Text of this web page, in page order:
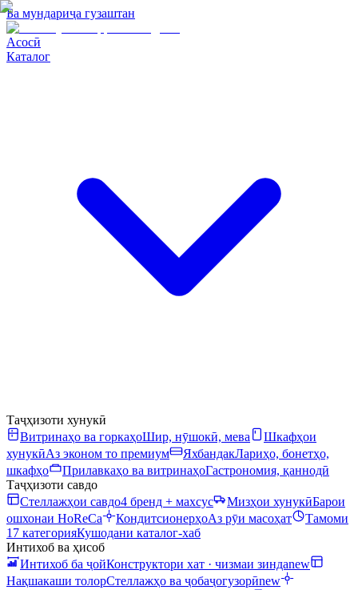
Ба мундариҷа гузаштан
Асосӣ
Каталог
Таҷҳизоти хунукӣ
Витринаҳо ва горкаҳоШир, нӯшокӣ, мева
Шкафҳои
хунукӣАз эконом то премиум ЯхбандакЛариҳо, бонетҳо,
шкафҳо
Прилавкаҳо ва витринаҳоГастрономия, қаннодӣ
Таҷҳизоти савдо
Стеллажҳои савдо4 бренд + махсус Мизҳои хунукӣБарои
ошхонаи HoReCa
КондитсионерҳоАз рӯи масоҳат
Тамоми
17 категорияКушодани каталог-хаб
Интихоб ва ҳисоб
Интихоб ба ҷойКонструктори хат · чизмаи зиндаnew
Нақшакаши толорСтеллажҳо ва ҷобаҷогузорӣnew